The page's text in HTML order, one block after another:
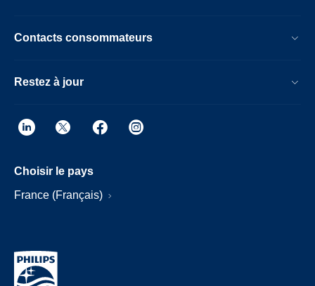
Contacts consommateurs
Restez à jour
Choisir le pays
France (Français)